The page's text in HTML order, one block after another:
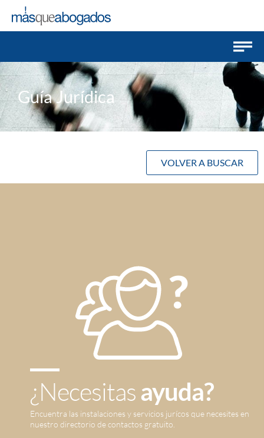
Guía Jurídica
VOLVER A BUSCAR
¿Necesitasayuda?
Encuentra las instalaciones y servicios jurícos que necesites en
nuestro directorio de contactos gratuito.